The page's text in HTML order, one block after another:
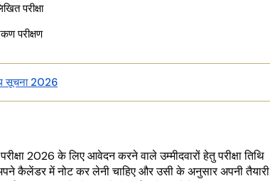
परीक्षा
परीक्षण
सूचना 2026
2026 के लिए आवेदन करने वाले उम्मीदवारों हेतु परीक्षा तिथि
कैलेंडर में नोट कर लेनी चाहिए और उसी के अनुसार अपनी